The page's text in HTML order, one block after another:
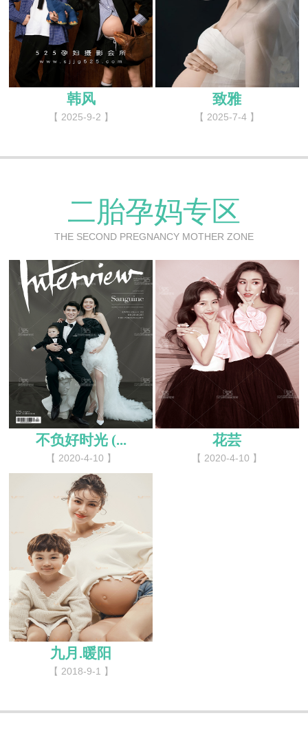
韩风
【 2025-9-2 】
致雅
【 2025-7-4 】
二胎孕妈专区
THE SECOND PREGNANCY MOTHER ZONE
不负好时光 (...
【 2020-4-10 】
花芸
【 2020-4-10 】
九月.暖阳
【 2018-9-1 】